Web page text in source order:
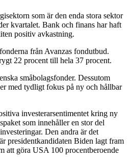
som är den enda stora sektor
kvartalet. Bank och finans har haft
positiv avkastning.
från Avanzas fondutbud.
22 procent till hela 37 procent.
småbolagsfonder. Dessutom
med tydligt fokus på ny och hållbar
investerarsentimentet kring ny
som innehåller en stor del
Den andra är det
presidentkandidaten Biden lagt fram
att göra USA 100 procentberoende